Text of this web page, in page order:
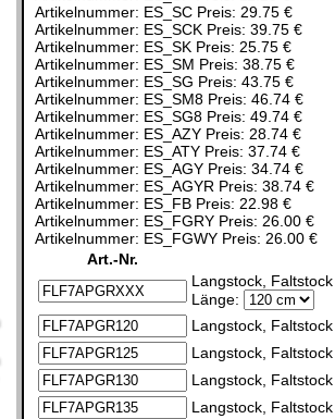
Artikelnummer: ES_SC Preis: 29.75 €
Artikelnummer: ES_SCK Preis: 39.75 €
Artikelnummer: ES_SK Preis: 25.75 €
Artikelnummer: ES_SM Preis: 38.75 €
Artikelnummer: ES_SG Preis: 43.75 €
Artikelnummer: ES_SM8 Preis: 46.74 €
Artikelnummer: ES_SG8 Preis: 49.74 €
Artikelnummer: ES_AZY Preis: 28.74 €
Artikelnummer: ES_ATY Preis: 37.74 €
Artikelnummer: ES_AGY Preis: 34.74 €
Artikelnummer: ES_AGYR Preis: 38.74 €
Artikelnummer: ES_FB Preis: 22.98 €
Artikelnummer: ES_FGRY Preis: 26.00 €
Artikelnummer: ES_FGWY Preis: 26.00 €
Art.-Nr.
Langstock,
Länge:
Langstock,
Langstock,
Langstock,
Langstock,